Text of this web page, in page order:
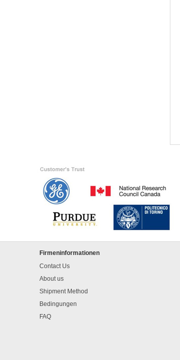
Firmeninformationen
Contact Us
About us
Shipment Method
Bedingungen
FAQ